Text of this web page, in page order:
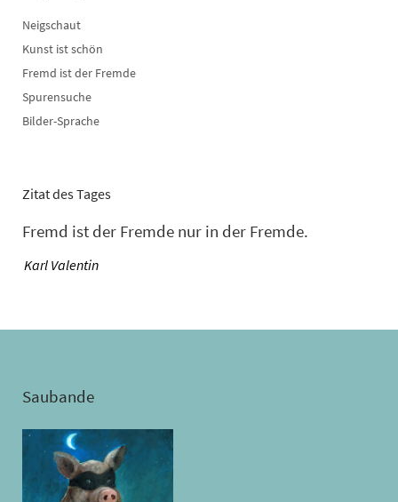
Neigschaut
Kunst ist schön
Fremd ist der Fremde
Spurensuche
Bilder-Sprache
Zitat des Tages
Fremd ist der Fremde nur in der Fremde.
—
Karl Valentin
Saubande